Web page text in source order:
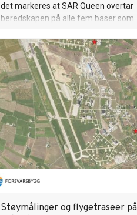
det markeres at SAR Queen overtar
beredskapen på alle fem baser som
stasjonert på i dag.
Støymålinger og flygetraseer på